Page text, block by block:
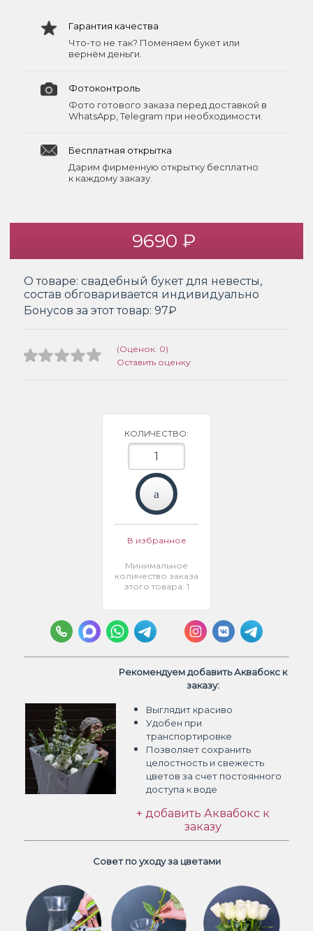
Гарантия качества
Что-то не так? Поменяем букет или
вернём деньги.
Фотоконтроль
Фото готового заказа перед доставкой в
WhatsApp, Telegram при необходимости.
Бесплатная открытка
Дарим фирменную открытку бесплатно
к каждому заказу.
9690 ₽
О товаре: свадебный букет для невесты,
состав обговаривается индивидуально
Бонусов за этот товар: 97₽
(Оценок: 0)
Оставить оценку
КОЛИЧЕСТВО:
В избранное
Минимальное
количество заказа
этого товара: 1
Рекомендуем добавить Аквабокс к
заказу:
Выглядит красиво
Удобен при
транспортировке
Позволяет сохранить
целостность и свежесть
цветов за счет постоянного
доступа к воде
+ добавить Аквабокс к
заказу
Совет по уходу за цветами